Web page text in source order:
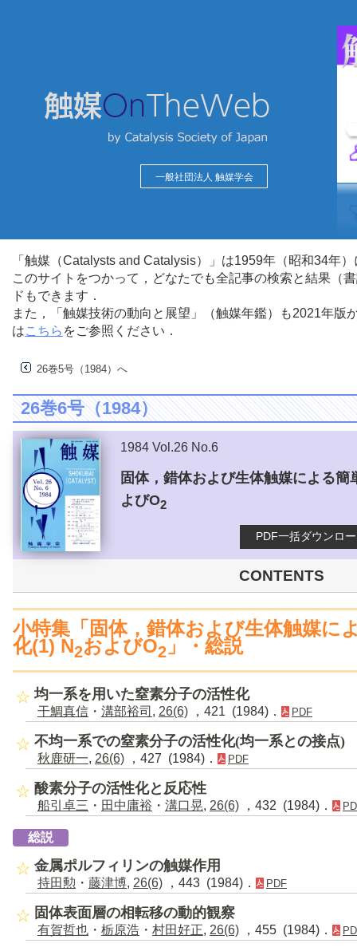
一般社団法人 触媒学会
「触媒（Catalysts and Catalysis）」は1959年（昭和34年
このサイトをつかって，どなたでも全記事の検索と結果（
ドもできます．
また，「触媒技術の動向と展望」（触媒年鑑）も2021年
はこちら をご参照ください．
26巻5号（1984）へ
26巻6号（1984）
1984 Vol.26 No.6
固体，錯体および生体触媒による簡
よびO2
PDF一括ダウンロ
CONTENTS
小特集「固体，錯体および生体触媒に
化(1) N2およびO2」・総説
均一系を用いた窒素分子の活性化
干鯛真信 ・ 溝部裕司 , 26(6) ，421 (1984)． PDF
不均一系での窒素分子の活性化(均一系との接点)
秋鹿研一, 26(6) ，427 (1984)． PDF
酸素分子の活性化と反応性
船引卓三 ・ 田中庸裕 ・ 溝口晃, 26(6) ，432 (1984)．
総説
金属ポルフィリンの触媒作用
持田勲 ・ 藤津博, 26(6) ，443 (1984)． PDF
固体表面層の相転移の動的観察
有賀哲也 ・ 栃原浩 ・ 村田好正, 26(6) ，455 (1984)．